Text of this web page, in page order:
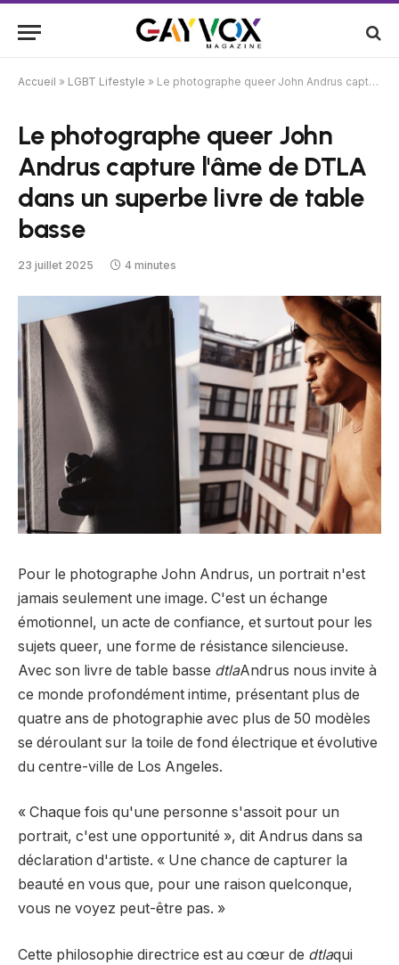
Accueil » LGBT Lifestyle » Le photographe queer John Andrus capture l'âme de DTLA dans un superbe livre de table basse
Le photographe queer John
Andrus capture l'âme de DTLA
dans un superbe livre de table
basse
23 juillet 2025 4 minutes
Pour le photographe John Andrus, un portrait n'est
jamais seulement une image. C'est un échange
émotionnel, un acte de confiance, et surtout pour les
sujets queer, une forme de résistance silencieuse.
Avec son livre de table basse dtlaAndrus nous invite à
ce monde profondément intime, présentant plus de
quatre ans de photographie avec plus de 50 modèles
se déroulant sur la toile de fond électrique et évolutive
du centre-ville de Los Angeles.
« Chaque fois qu'une personne s'assoit pour un
portrait, c'est une opportunité », dit Andrus dans sa
déclaration d'artiste. « Une chance de capturer la
beauté en vous que, pour une raison quelconque,
vous ne voyez peut-être pas. »
Cette philosophie directrice est au cœur de dtlaqui